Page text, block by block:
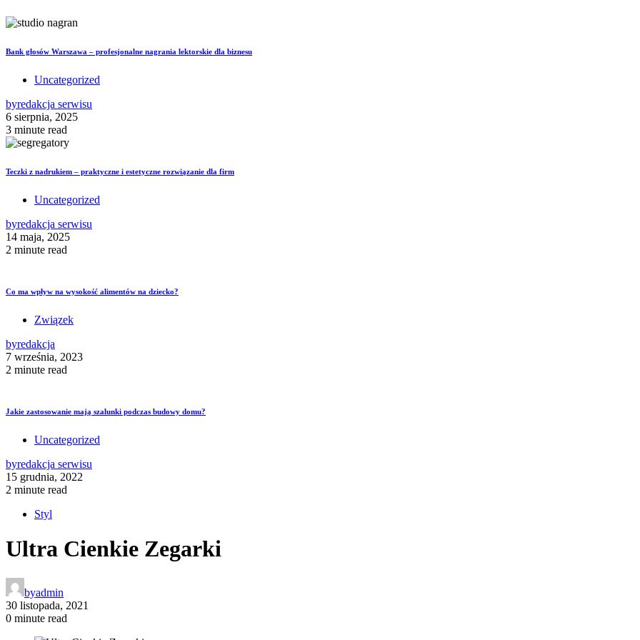
Bank głosów Warszawa – profesjonalne nagrania lektorskie dla biznesu
Uncategorized
byredakcja serwisu
6 sierpnia, 2025
3 minute read
Teczki z nadrukiem – praktyczne i estetyczne rozwiązanie dla firm
Uncategorized
byredakcja serwisu
14 maja, 2025
2 minute read
Co ma wpływ na wysokość alimentów na dziecko?
Związek
byredakcja
7 września, 2023
2 minute read
Jakie zastosowanie mają szalunki podczas budowy domu?
Uncategorized
byredakcja serwisu
15 grudnia, 2022
2 minute read
Styl
Ultra Cienkie Zegarki
byadmin
30 listopada, 2021
0 minute read